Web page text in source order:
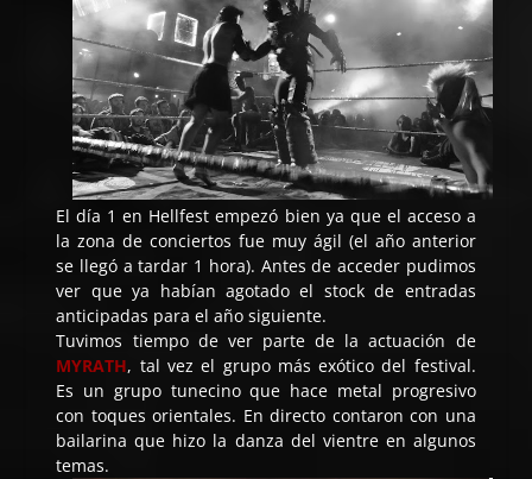
El día 1 en Hellfest empezó bien ya que el acceso a
la zona de conciertos fue muy ágil (el año anterior
se llegó a tardar 1 hora). Antes de acceder pudimos
ver que ya habían agotado el stock de entradas
anticipadas para el año siguiente.
Tuvimos tiempo de ver parte de la actuación de
MYRATH, tal vez el grupo más exótico del festival.
Es un grupo tunecino que hace metal progresivo
con toques orientales. En directo contaron con una
bailarina que hizo la danza del vientre en algunos
temas.